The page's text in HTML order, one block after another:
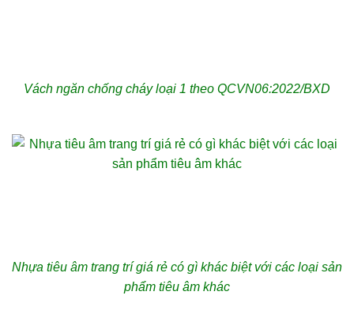
Vách ngăn chống cháy loại 1 theo QCVN06:2022/BXD
Nhựa tiêu âm trang trí giá rẻ có gì khác biệt với các loại sản
phẩm tiêu âm khác